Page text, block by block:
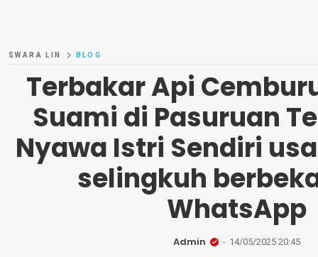
SWARA LIN BLOG
Terbakar Api
Suami di Pasuruan
Nyawa Istri Sendiri
selingkuh
WhatsApp
Admin 14/05/2025 20:45